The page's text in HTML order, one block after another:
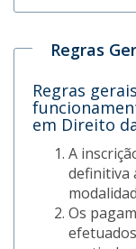
Regras
Regras
em Direito
A
definitiva
Os